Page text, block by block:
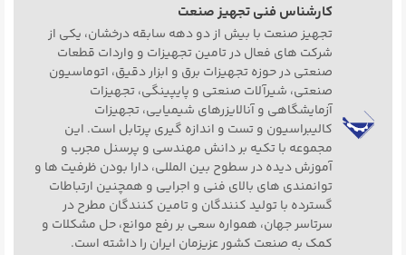
کارشناس فنی تجهیز صنعت
تجهیز صنعت با بیش از دو دهه سابقه درخشان، یکی از
شرکت های فعال در تامین تجهیزات و واردات قطعات
صنعتی در حوزه تجهیزات برق و ابزار دقیق، اتوماسیون
صنعتی، شیرآلات صنعتی و پایپینگی، تجهیزات
آزمایشگاهی و آنالایزرهای شیمیایی، تجهیزات
کالیبراسیون و تست و اندازه گیری پرتابل است. این
مجموعه با تکیه بر دانش مهندسی و پرسنل مجرب و
آموزش دیده در سطوح بین المللی، دارا بودن ظرفیت ها و
توانمندی های بالای فنی و اجرایی و همچنین ارتباطات
گسترده با تولید کنندگان و تامین کنندگان مطرح در
سرتاسر جهان، همواره سعی بر رفع موانع، حل مشکلات و
کمک به صنعت کشور عزیزمان ایران را داشته است.